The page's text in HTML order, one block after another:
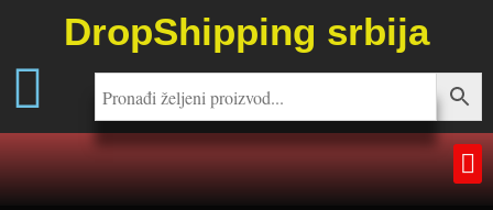
DropShipping srbija